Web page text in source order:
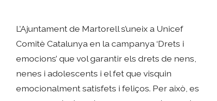
L’Ajuntament de Martorell s’uneix a Unicef
Comitè Catalunya en la campanya ‘Drets i
emocions’ que vol garantir els drets de nens,
nenes i adolescents i el fet que visquin
emocionalment satisfets i feliços. Per això, es